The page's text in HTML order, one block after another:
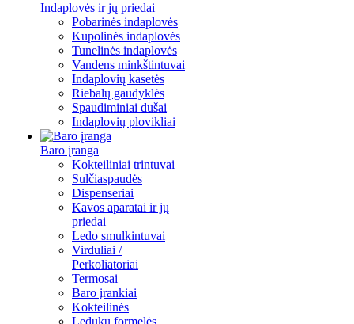
Indaplovės ir jų priedai
Pobarinės indaplovės
Kupolinės indaplovės
Tunelinės indaplovės
Vandens minkštintuvai
Indaplovių kasetės
Riebalų gaudyklės
Spaudiminiai dušai
Indaplovių plovikliai
Baro įranga
Kokteiliniai trintuvai
Sulčiaspaudės
Dispenseriai
Kavos aparatai ir jų
priedai
Ledo smulkintuvai
Virduliai /
Perkoliatoriai
Termosai
Baro įrankiai
Kokteilinės
Ledukų formelės